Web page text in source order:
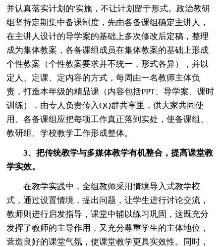
并认真落实计划的'实施，不让计划留于形式。政治教研
组坚持定期集中备课制度，先由各备课组确定主讲人，
在主讲人设计的导学案的基础上多次修改后定稿，整理
成为集体教案，各备课组成员在集体教案的基础上形成
个性教案（个性教案要求并不统一，形式各异），并以
定人、定课、定内容的方式，每周由一名教师主体负
责，打造本年级的精品课（内容包括PPT、导学案、课时
训练），由专人负责传入QQ群共享里，供大家共同使
用。各备课组应把每项工作真正落到实处，使备课组、
教研组、学校教学工作形成整体。
3、把传统教学与多媒体教学有机整合，提高课堂教
学实效。
在教学实践中，全组教师采用情境导入式教学模
式，通过设置情境，提出问题，让学生进行讨论交流，
教师则进行启发指导，课堂中辅以练习巩固，这既充分
发挥了教师的主导作用，又充分尊重学生的主体地位，
营造良好的课堂气氛，使课堂教学更具实效性。同时，